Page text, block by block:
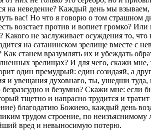
на неведение? Каждый день мы
вас! Но что я говорю о том
возстает против и вопиет громко?
не заслуживает осуждения то,
на сатанинском зрелище вместе
станем вразумлять их и убеждать
зрелищах? И для чего, скажи
один премудрый: един созидаяй, а
и увещания духовнаго, ты, ушедши
и безумно? Скажи мне:
тщетно и напрасно трудится и
благодатию Божиею, каждый день
трудом строение, по
вред и невыносимую потерю.